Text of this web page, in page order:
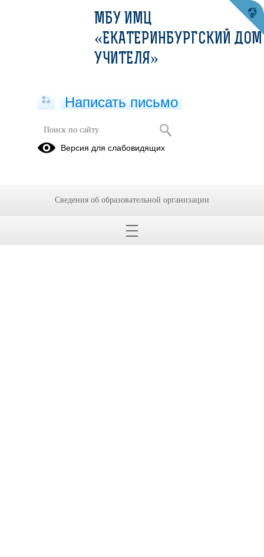
МБУ ИМЦ
«ЕКАТЕРИНБУРГСКИЙ ДОМ
УЧИТЕЛЯ»
Написать письмо
Версия для слабовидящих
Сведения об образовательной организации